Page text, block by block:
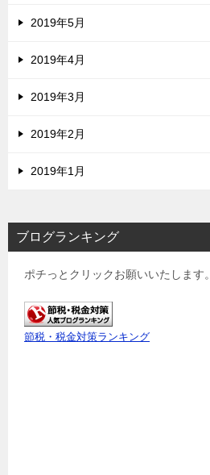
2019年5月
2019年4月
2019年3月
2019年2月
2019年1月
ブログランキング
ポチっとクリックお願いいたします。
節税・税金対策ランキング